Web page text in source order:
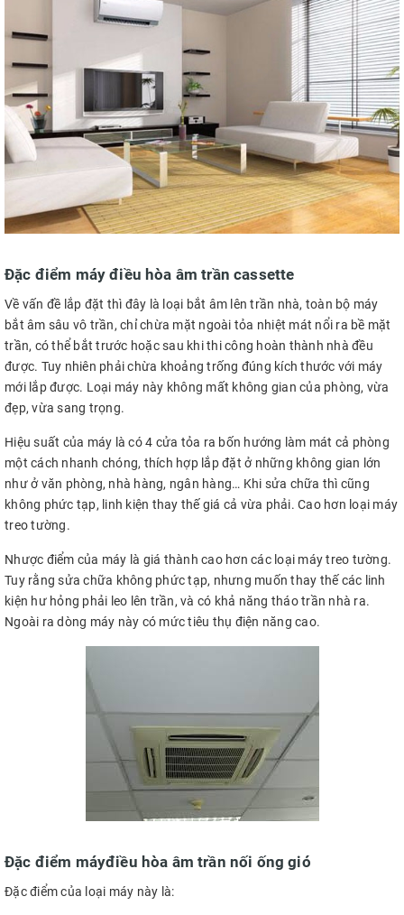
Đặc điểm máy điều hòa âm trần cassette
Về vấn đề lắp đặt thì đây là loại bắt âm lên trần nhà, toàn bộ máy
bắt âm sâu vô trần, chỉ chừa mặt ngoài tỏa nhiệt mát nổi ra bề mặt
trần, có thể bắt trước hoặc sau khi thi công hoàn thành nhà đều
được. Tuy nhiên phải chừa khoảng trống đúng kích thước với máy
mới lắp được. Loại máy này không mất không gian của phòng, vừa
đẹp, vừa sang trọng.
Hiệu suất của máy là có 4 cửa tỏa ra bốn hướng làm mát cả phòng
một cách nhanh chóng, thích hợp lắp đặt ở những không gian lớn
như ở văn phòng, nhà hàng, ngân hàng… Khi sửa chữa thì cũng
không phức tạp, linh kiện thay thế giá cả vừa phải. Cao hơn loại máy
treo tường.
Nhược điểm của máy là giá thành cao hơn các loại máy treo tường.
Tuy rằng sửa chữa không phức tạp, nhưng muốn thay thế các linh
kiện hư hỏng phải leo lên trần, và có khả năng tháo trần nhà ra.
Ngoài ra dòng máy này có mức tiêu thụ điện năng cao.
Đặc điểm máyđiều hòa âm trần nối ống gió
Đặc điểm của loại máy này là: